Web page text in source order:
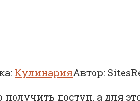
КулинарияАвтор:
доступ, а для